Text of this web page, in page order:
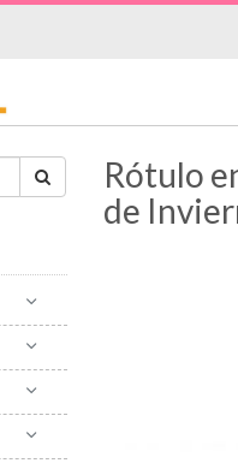
Rótulo
de